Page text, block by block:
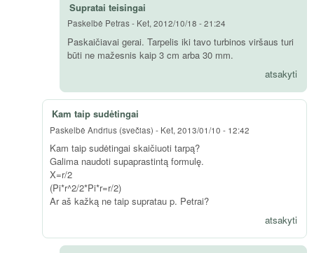
Supratai teisingai
Paskelbė Petras- Ket, 2012/10/18 - 21:24
Paskaičiavai gerai. Tarpelis iki tavo turbinos viršaus turi
būti ne mažesnis kaip 3 cm arba 30 mm.
atsakyti
Kam taip sudėtingai
Paskelbė Andrius (svečias) - Ket, 2013/01/10 - 12:42
Kam taip sudėtingai skaičiuoti tarpą?
Galima naudoti supaprastintą formulę.
X=r/2
(Pi*r^2/2*Pi*r=r/2)
Ar aš kažką ne taip supratau p. Petrai?
atsakyti